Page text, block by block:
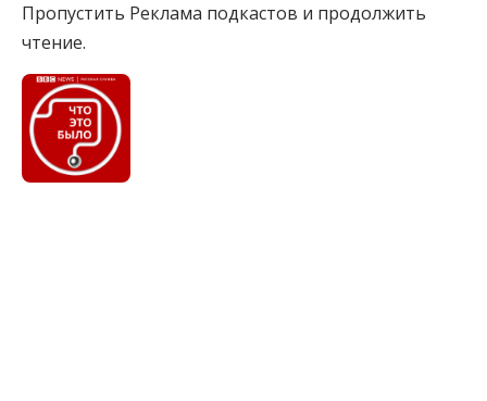
Пропустить Реклама подкастов и продолжить
чтение.